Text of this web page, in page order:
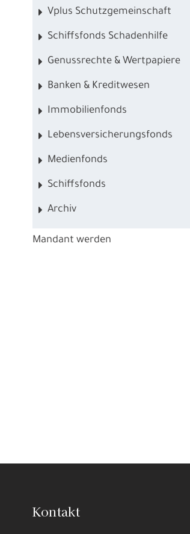
Vplus Schutzgemeinschaft
Schiffsfonds Schadenhilfe
Genussrechte & Wertpapiere
Banken & Kreditwesen
Immobilienfonds
Lebensversicherungsfonds
Medienfonds
Schiffsfonds
Archiv
Mandant werden
Kontakt